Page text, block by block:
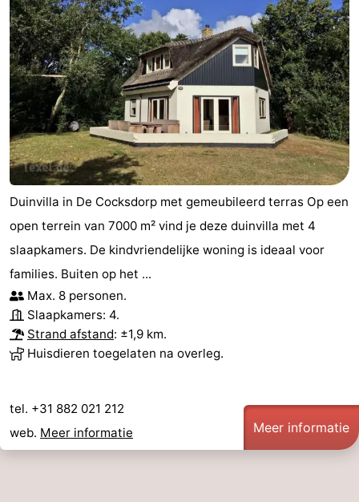
-
Boot
Waddenhoppen
-
Parkeren
Reisboekenwinkel
Nieuws
Medische
adressen
Regio
Waddeneilanden
-
Schiermonnikoog
-
Terschelling
Duinvilla in De Cocksdorp met gemeubileerd terras Op een
open terrein van 7000 m² vind je deze duinvilla met 4
slaapkamers. De kindvriendelijke woning is ideaal voor
families. Buiten op het ...
Max. 8 personen.
Slaapkamers: 4.
Strand afstand: ±1,9 km.
Huisdieren toegelaten na overleg.
tel. +31 882 021 212
web. Meer informatie Meer informatie